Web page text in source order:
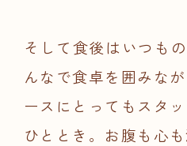
そして食後はいつも
んなで食卓を囲みな
ースにとってもスタ
ひととき。お腹も心